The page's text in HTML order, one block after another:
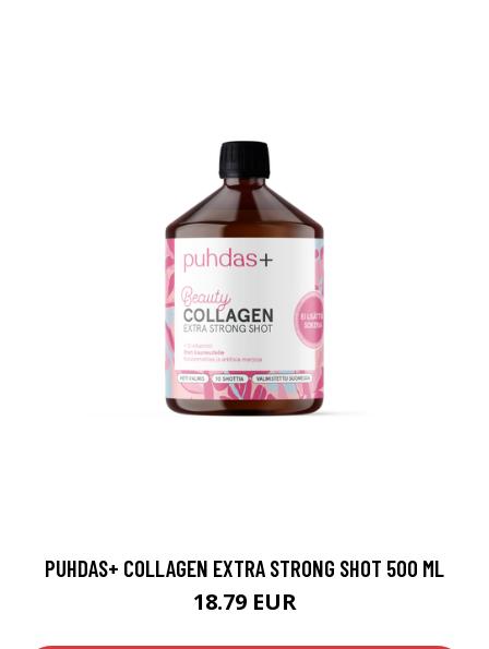
PUHDAS+ COLLAGEN EXTRA STRONG SHOT 500 ML
18.79 EUR